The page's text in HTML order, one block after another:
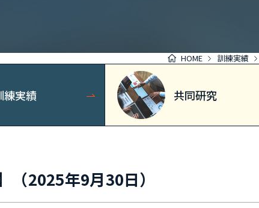
HOME 訓練実績
練実績 共同研究
（2025年9月30日）